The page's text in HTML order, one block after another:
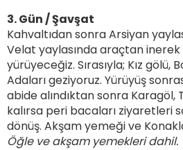
3. Gün / Şavşat
Kahvaltıdan sonra Arsiyan
Velat yaylasında araçtan inerek
yürüyeceğiz. Sırasıyla; Kız gölü,
Adaları geziyoruz. Yürüyüş
abide alındıktan sonra Karagöl,
kalırsa peri bacaları ziyaretleri
dönüş. Akşam yemeği ve
Öğle ve akşam yemekleri dahil.